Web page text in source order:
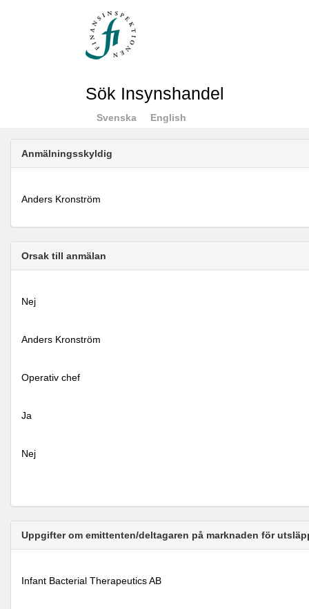
Sök Insynshandel
Svenska English
Anmälningsskyldig
Anders Kronström
Orsak till anmälan
Nej
Anders Kronström
Operativ chef
Ja
Nej
Uppgifter om emittenten/deltagaren på marknaden för
Infant Bacterial Therapeutics AB